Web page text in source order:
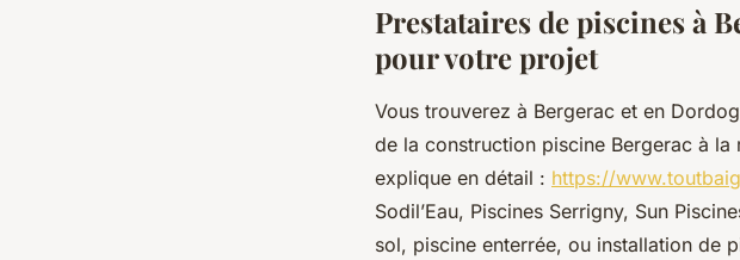
Prestataires de piscines à
pour votre projet
Vous trouverez à Bergerac et en
de la construction piscine Bergerac à
explique en détail : https://
Sodil’Eau, Piscines Serrigny, Sun
sol, piscine enterrée, ou installation de